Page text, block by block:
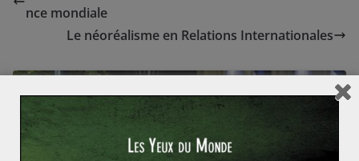
nce mondiale
Le néoréalisme en Relations Internationales